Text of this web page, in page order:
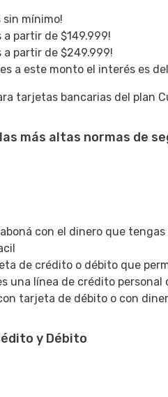
mínimo!
partir de $149.999!
partir de $249.999!
a este monto el interés es
tarjetas bancarias del plan
las más altas normas de
con el dinero que
de crédito o débito que
una línea de crédito
tarjeta de débito o con
y Débito